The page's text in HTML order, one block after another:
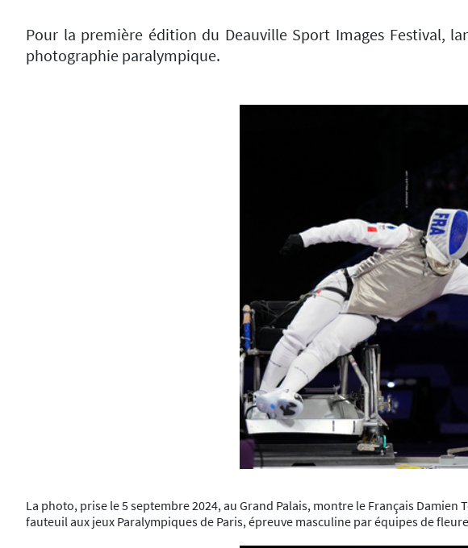
Pour la première édition du Deauville Sport Images Festival,
photographie paralympique.
La photo, prise le 5 septembre 2024, au Grand Palais, montre le Français
fauteuil aux jeux Paralympiques de Paris, épreuve masculine par équipes de